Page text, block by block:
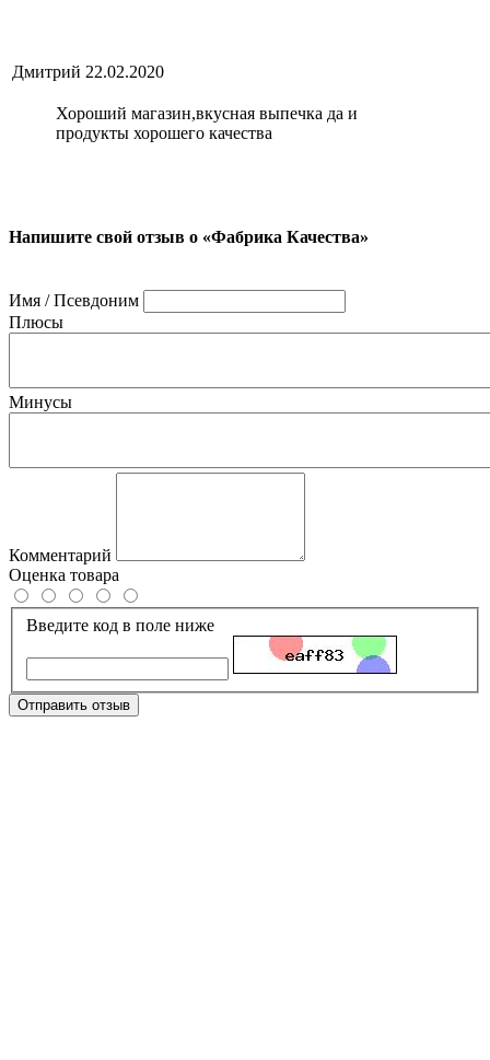
Дмитрий 22.02.2020
Хороший магазин,вкусная выпечка да и
продукты хорошего качества
Напишите свой отзыв о «Фабрика Качества»
Имя / Псевдоним
Плюсы
Минусы
Комментарий
Оценка товара
Введите код в поле ниже
Отправить отзыв